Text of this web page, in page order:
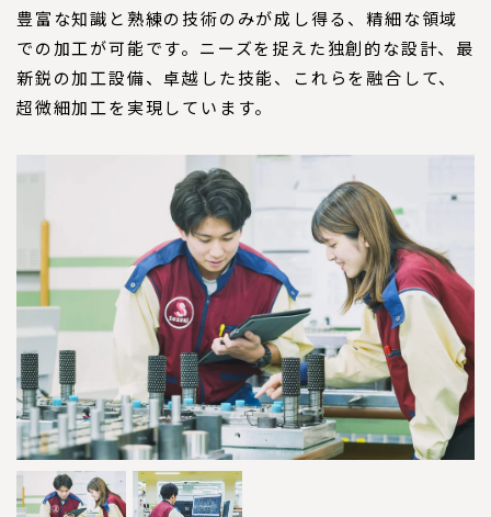
豊富な知識と熟練の技術のみが成し得る、精細な領域
での加工が可能です。ニーズを捉えた独創的な設計、最
新鋭の加工設備、卓越した技能、これらを融合して、
超微細加工を実現しています。